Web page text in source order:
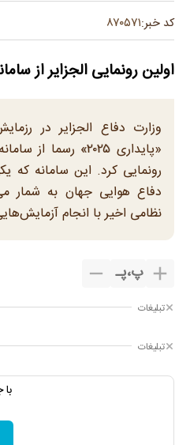
کد خبر:۸۷۰۵۷۱
اولین رونمایی الجزایر از
وزارت دفاع الجزایر در
رونمایی کرد. این سامانه که
دفاع هوایی جهان به شمار
نظامی اخیر با انجام
پ،پـ
تبلیغات
تبلیغات